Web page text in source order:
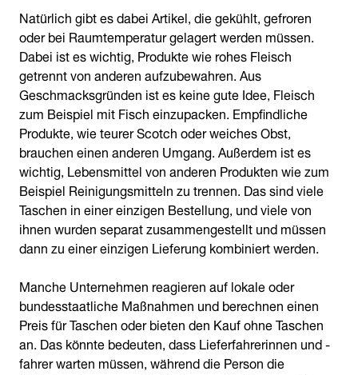
Natürlich gibt es dabei Artikel, die gekühlt, gefroren
oder bei Raumtemperatur gelagert werden müssen.
Dabei ist es wichtig, Produkte wie rohes Fleisch
getrennt von anderen aufzubewahren. Aus
Geschmacksgründen ist es keine gute Idee, Fleisch
zum Beispiel mit Fisch einzupacken. Empfindliche
Produkte, wie teurer Scotch oder weiches Obst,
brauchen einen anderen Umgang. Außerdem ist es
wichtig, Lebensmittel von anderen Produkten wie zum
Beispiel Reinigungsmitteln zu trennen. Das sind viele
Taschen in einer einzigen Bestellung, und viele von
ihnen wurden separat zusammengestellt und müssen
dann zu einer einzigen Lieferung kombiniert werden.
Manche Unternehmen reagieren auf lokale oder
bundesstaatliche Maßnahmen und berechnen einen
Preis für Taschen oder bieten den Kauf ohne Taschen
an. Das könnte bedeuten, dass Lieferfahrerinnen und -
fahrer warten müssen, während die Person die